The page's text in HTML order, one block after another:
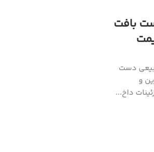
بافت
دست
و
داخ...